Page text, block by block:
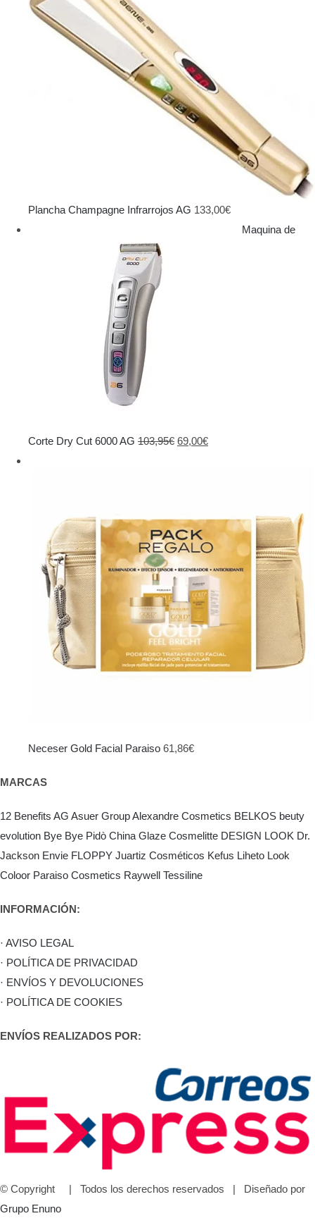
Plancha Champagne Infrarrojos AG 133,00€
Maquina de
Corte Dry Cut 6000 AG 103,95€ El
103,95€.
69,00€El
69,00€.
Neceser Gold Facial Paraiso 61,86€
MARCAS
12 Benefits AG Asuer GroupAlexandre Cosmetics BELKOS beuty
evolution Bye Bye Pidò China Glaze Cosmelitte DESIGN LOOK Dr.
Jackson Envie FLOPPY Juartiz Cosméticos Kefus Liheto Look
Coloor Paraiso Cosmetics Raywell Tessiline
INFORMACIÓN:
· AVISO LEGAL
· POLÍTICA DE PRIVACIDAD
· ENVÍOS Y DEVOLUCIONES
· POLÍTICA DE COOKIES
ENVÍOS REALIZADOS POR:
© Copyright
| Todos los derechos reservados | Diseñado por
Grupo Enuno